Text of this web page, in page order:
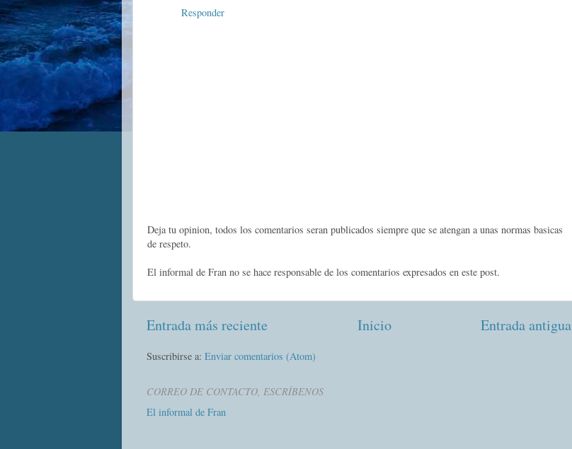
Responder
Deja tu opinion, todos los comentarios seran publicados siempre que se atengan a unas normas basicas
de respeto.
El informal de Fran no se hace responsable de los comentarios expresados en este post.
Entrada más reciente Entrada antigua
Inicio
Suscribirse a: Enviar comentarios (Atom)
CORREO DE CONTACTO, ESCRÍBENOS
El informal de Fran